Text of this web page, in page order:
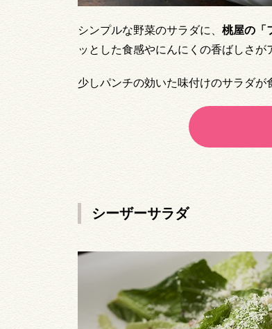
シンプルな野菜のサラダに、 桃屋の「
ッとした食感やにんにくの香ばしさが
少しパンチの効いた味付けのサラダが
シーザーサラダ